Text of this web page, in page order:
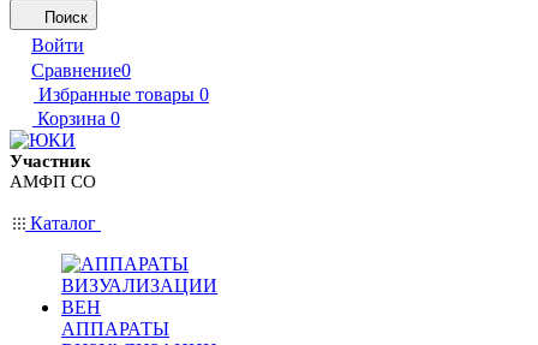
Поиск
Войти
Сравнение0
Избранные товары 0
Корзина 0
Участник
АМФП СО
Каталог
АППАРАТЫ